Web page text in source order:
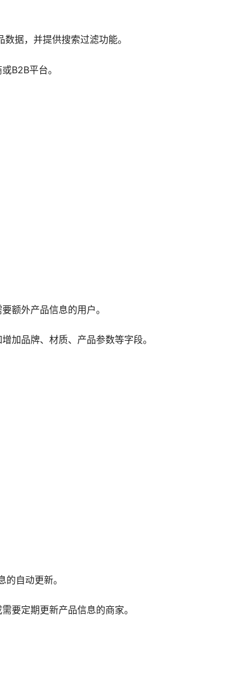
据，并提供搜索过滤功能。
B2B平台。
额外产品信息的用户。
加品牌、材质、产品参数等字段。
自动更新。
要定期更新产品信息的商家。